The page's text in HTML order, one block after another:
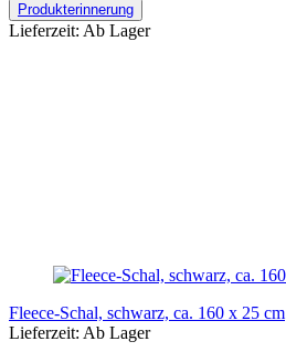
Produkterinnerung
Lieferzeit: Ab Lager
Fleece-Schal, schwarz, ca. 160 x 25 cm
Lieferzeit: Ab Lager